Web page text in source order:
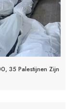
35 Palestijnen Zijn